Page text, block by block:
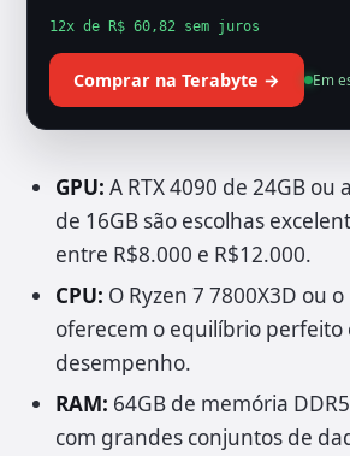
12x de R$ 60,82 sem juros
Comprar na Terabyte → Em
GPU: A RTX 4090 de 24GB ou
de 16GB são escolhas
entre R$8.000 e R$12.000.
CPU: O Ryzen 7 7800X3D ou
oferecem o equilíbrio perfeito
desempenho.
RAM: 64GB de memória
com grandes conjuntos de